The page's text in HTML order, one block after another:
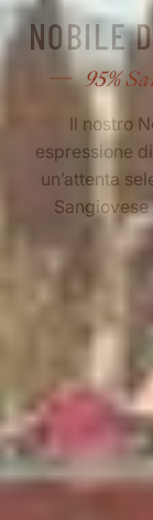
NOBILE
95%
Il nostro
espressione
un’attenta